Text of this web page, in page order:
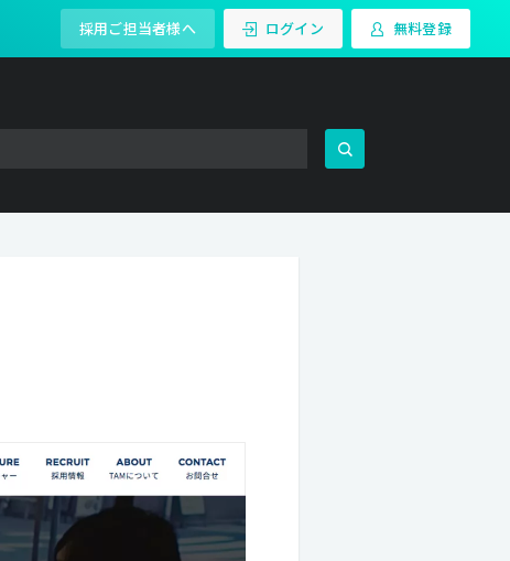
採用ご担当者様へ ログイン 無料登録